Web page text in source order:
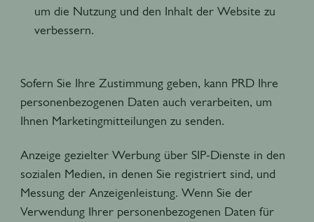
um die Nutzung und den Inhalt der Website zu
verbessern.
Sofern Sie Ihre Zustimmung geben, kann PRD Ihre
personenbezogenen Daten auch verarbeiten, um
Ihnen Marketingmitteilungen zu senden.
Anzeige gezielter Werbung über SIP-Dienste in den
sozialen Medien, in denen Sie registriert sind, und
Messung der Anzeigenleistung. Wenn Sie der
Verwendung Ihrer personenbezogenen Daten für